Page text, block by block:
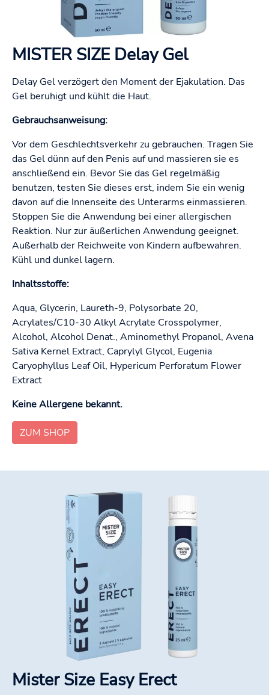
MISTER SIZE Delay Gel
Delay Gel verzögert den Moment der Ejakulation. Das
Gel beruhigt und kühlt die Haut.
Gebrauchsanweisung:
Vor dem Geschlechtsverkehr zu gebrauchen. Tragen Sie
das Gel dünn auf den Penis auf und massieren sie es
anschließend ein. Bevor Sie das Gel regelmäßig
benutzen, testen Sie dieses erst, indem Sie ein wenig
davon auf die Innenseite des Unterarms einmassieren.
Stoppen Sie die Anwendung bei einer allergischen
Reaktion. Nur zur äußerlichen Anwendung geeignet.
Außerhalb der Reichweite von Kindern aufbewahren.
Kühl und dunkel lagern.
Inhaltsstoffe:
Aqua, Glycerin, Laureth-9, Polysorbate 20,
Acrylates/C10-30 Alkyl Acrylate Crosspolymer,
Alcohol, Alcohol Denat., Aminomethyl Propanol, Avena
Sativa Kernel Extract, Caprylyl Glycol, Eugenia
Caryophyllus Leaf Oil, Hypericum Perforatum Flower
Extract
Keine Allergene bekannt.
ZUM SHOP
Mister Size Easy Erect